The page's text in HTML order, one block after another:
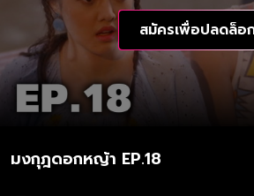
สมัครเพื่อปลดล็อ
มงกุฎดอกหญ้า EP.18